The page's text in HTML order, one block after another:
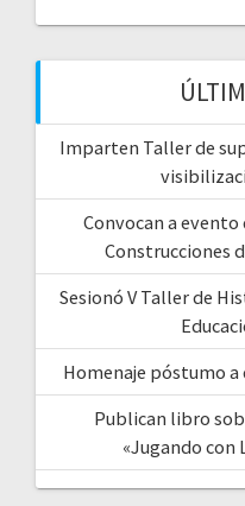
Imparten Taller de
Convocan a evento
Construcciones
Sesionó V Taller de
Homenaje póstumo a
Publican libro
«Jugando con